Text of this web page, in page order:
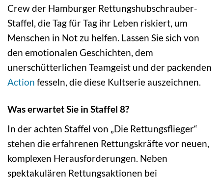
Crew der Hamburger Rettungshubschrauber-
Staffel, die Tag für Tag ihr Leben riskiert, um
Menschen in Not zu helfen. Lassen Sie sich von
den emotionalen Geschichten, dem
unerschütterlichen Teamgeist und der packenden
Action fesseln, die diese Kultserie auszeichnen.
Was erwartet Sie in Staffel 8?
In der achten Staffel von „Die Rettungsflieger“
stehen die erfahrenen Rettungskräfte vor neuen,
komplexen Herausforderungen. Neben
spektakulären Rettungsaktionen bei